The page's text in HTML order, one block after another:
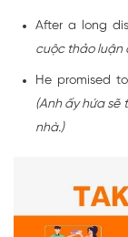
After a long
cuộc thảo luận
He promised
(Anh ấy hứa sẽ
nhà.)